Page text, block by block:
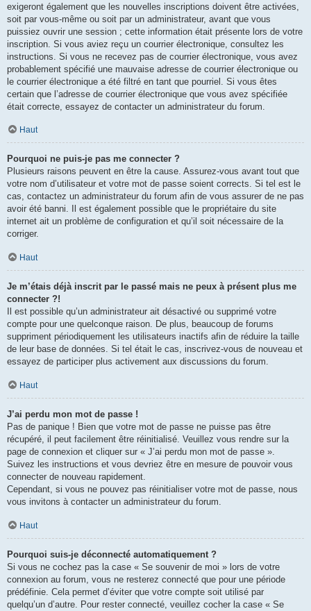
exigeront également que les nouvelles inscriptions doivent être activées,
soit par vous-même ou soit par un administrateur, avant que vous
puissiez ouvrir une session ; cette information était présente lors de votre
inscription. Si vous aviez reçu un courrier électronique, consultez les
instructions. Si vous ne recevez pas de courrier électronique, vous avez
probablement spécifié une mauvaise adresse de courrier électronique ou
le courrier électronique a été filtré en tant que pourriel. Si vous êtes
certain que l’adresse de courrier électronique que vous avez spécifiée
était correcte, essayez de contacter un administrateur du forum.
Haut
Pourquoi ne puis-je pas me connecter ?
Plusieurs raisons peuvent en être la cause. Assurez-vous avant tout que
votre nom d’utilisateur et votre mot de passe soient corrects. Si tel est le
cas, contactez un administrateur du forum afin de vous assurer de ne pas
avoir été banni. Il est également possible que le propriétaire du site
internet ait un problème de configuration et qu’il soit nécessaire de la
corriger.
Haut
Je m’étais déjà inscrit par le passé mais ne peux à présent plus me
connecter ?!
Il est possible qu’un administrateur ait désactivé ou supprimé votre
compte pour une quelconque raison. De plus, beaucoup de forums
suppriment périodiquement les utilisateurs inactifs afin de réduire la taille
de leur base de données. Si tel était le cas, inscrivez-vous de nouveau et
essayez de participer plus activement aux discussions du forum.
Haut
J’ai perdu mon mot de passe !
Pas de panique ! Bien que votre mot de passe ne puisse pas être
récupéré, il peut facilement être réinitialisé. Veuillez vous rendre sur la
page de connexion et cliquer sur « J’ai perdu mon mot de passe ».
Suivez les instructions et vous devriez être en mesure de pouvoir vous
connecter de nouveau rapidement.
Cependant, si vous ne pouvez pas réinitialiser votre mot de passe, nous
vous invitons à contacter un administrateur du forum.
Haut
Pourquoi suis-je déconnecté automatiquement ?
Si vous ne cochez pas la case « Se souvenir de moi » lors de votre
connexion au forum, vous ne resterez connecté que pour une période
prédéfinie. Cela permet d’éviter que votre compte soit utilisé par
quelqu’un d’autre. Pour rester connecté, veuillez cocher la case « Se